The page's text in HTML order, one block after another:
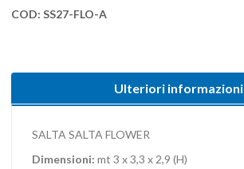
COD: SS27-FLO-A
Ulteriori informazioni
SALTA SALTA FLOWER
Dimensioni: mt 3 x 3,3 x 2,9 (H)